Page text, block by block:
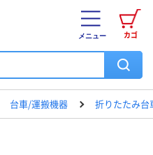
カゴ
メニュー
台車/運搬機器 折りたたみ台